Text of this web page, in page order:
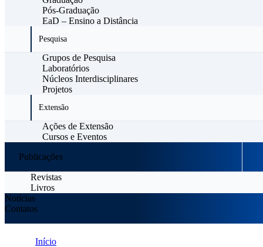
Pós-Graduação
EaD – Ensino a Distância
Pesquisa
Grupos de Pesquisa
Laboratórios
Núcleos Interdisciplinares
Projetos
Extensão
Ações de Extensão
Cursos e Eventos
Publicações
Revistas
Livros
Notícias
Contatos
Início